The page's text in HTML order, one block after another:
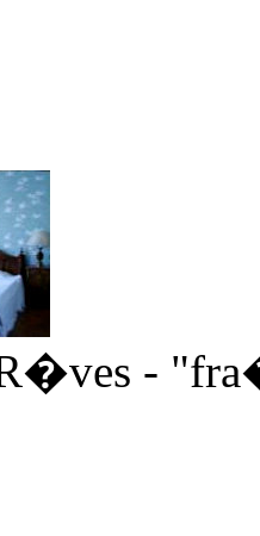
R�ves -